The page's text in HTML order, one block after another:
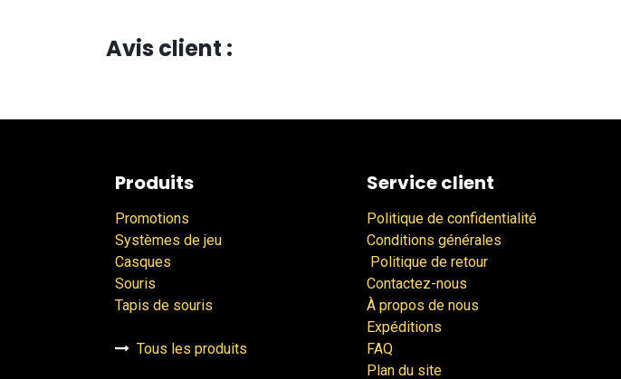
Avis client :
Produits
Promotions
Systèmes de jeu
Casques
Souris
Tapis de souris
Tous les produits
Service client
Politique de confidentialité
Conditions générales
Politique de retour
Contactez-nous
À propos de nous
Expéditions
FAQ
Plan du site